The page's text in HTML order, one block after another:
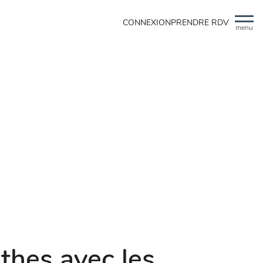
menu
CONNEXIONPRENDRE RDV